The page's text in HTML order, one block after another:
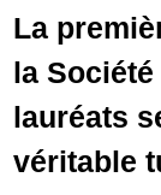
La
la
lauréats
véritable